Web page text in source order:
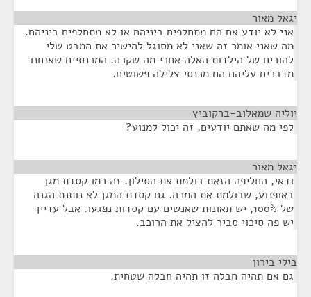
יגאל מאור
אני לא יודע אם הם מתחלפים ביניהם או לא מתחלפים ביניהם.
מה שאני אומר זה שאני לא מסוגל להישיר את המבט שלי
להורים של הילדות האלה אחרי מה שקרה. המכנסיים שאנחנו
מדברים עליהם הם מכנסי צלילה פשוטים.
יוליה שמאלוב-ברקוביץ
לפי מה שאתם יודעים, זה יכול למנוע?
יגאל מאור
ודאי, החליפה הזאת בולמת את הסילון. זה כמו קסדת מגן
באופנוע, שבולמת את המכה. גם קסדת המגן לא נותנת הגנה
של 100%, יש תאונות שאנשים עם קסדות נפגעו. אבל עדיין
יש פה סיכוי סביר להציל את הרוכב.
בילי בירון
גם אם תהיה חבלה זו תהיה חבלה שטחית.